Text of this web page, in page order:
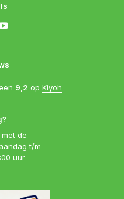
de
t/m
uur
9,2 op Kiyoh